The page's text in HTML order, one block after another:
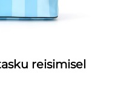
reisimisel